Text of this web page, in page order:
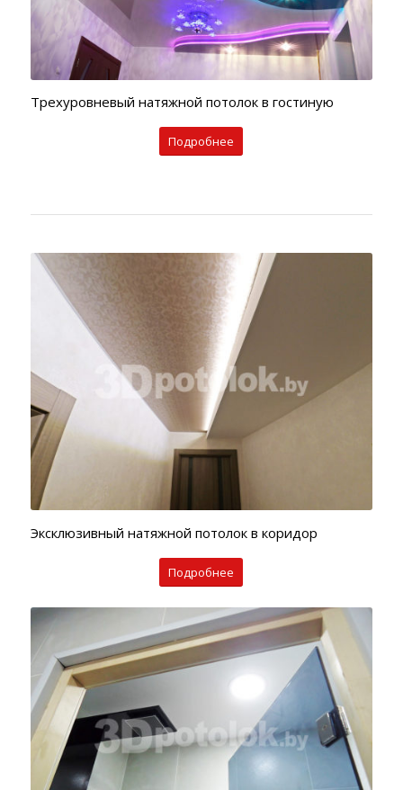
Трехуровневый натяжной потолок в гостиную
Подробнее
Эксклюзивный натяжной потолок в коридор
Подробнее
3DPOTOLOK@LIST.RU
ЗАКАЗАТЬ
ОБРАТНЫЙ
ЗВОНОК